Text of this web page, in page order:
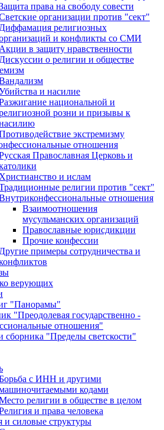
права на свободу совести
организации против "сект"
Диффамация религиозных
и конфликты со СМИ
Акции в защиту нравственности
Дискуссии о религии и обществе
и насилие
национальной и
розни и призывы к
экстремизму
отношения
Православная Церковь и
Христианство и ислам
религии против "сект"
отношения
Взаимоотношения
мусульманских организаций
Православные юрисдикции
Прочие конфессии
Другие примеры сотрудничества и
верующих
"Панорамы"
"Преодолевая государственно -
отношения"
сборника "Пределы светскости"
с ИНН и другими
кодами
религии в обществе в целом
и права человека
и силовые структуры